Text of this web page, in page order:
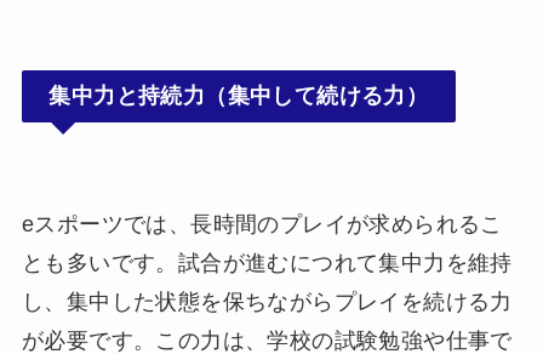
集中力と持続力（集中して続ける力）
eスポーツでは、長時間のプレイが求められるこ
とも多いです。試合が進むにつれて集中力を維持
し、集中した状態を保ちながらプレイを続ける力
が必要です。この力は、学校の試験勉強や仕事で